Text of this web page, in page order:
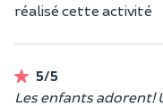
réalisé cette activité
5/5
Les enfants adorent!